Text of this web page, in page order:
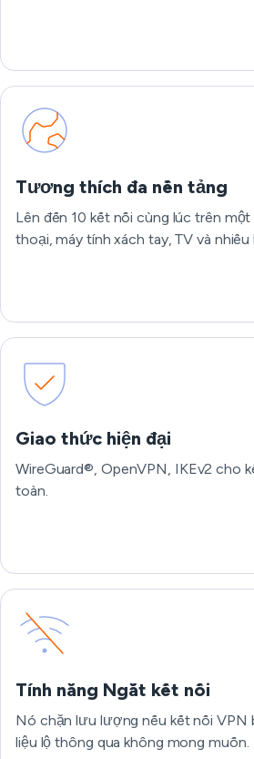
Tương thích đa nền tảng
Lên đến 10 kết nối cùng lúc trên một
thoại, máy tính xách tay, TV và nhiều
Giao thức hiện đại
WireGuard®, OpenVPN, IKEv2 cho
toàn.
Tính năng Ngắt kết nối
Nó chặn lưu lượng nếu kết nối VPN
liệu lộ thông qua không mong muốn.